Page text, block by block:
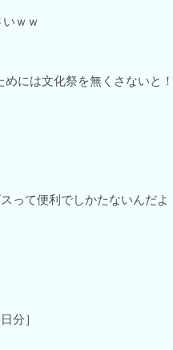
ｗｗ
には文化祭を無くさないと！
って便利でしかたないんだよ
分］